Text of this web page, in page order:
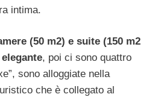
intima.
(50 m2) e suite (150 m2
, poi ci sono quattro
sono alloggiate nella
che è collegato al